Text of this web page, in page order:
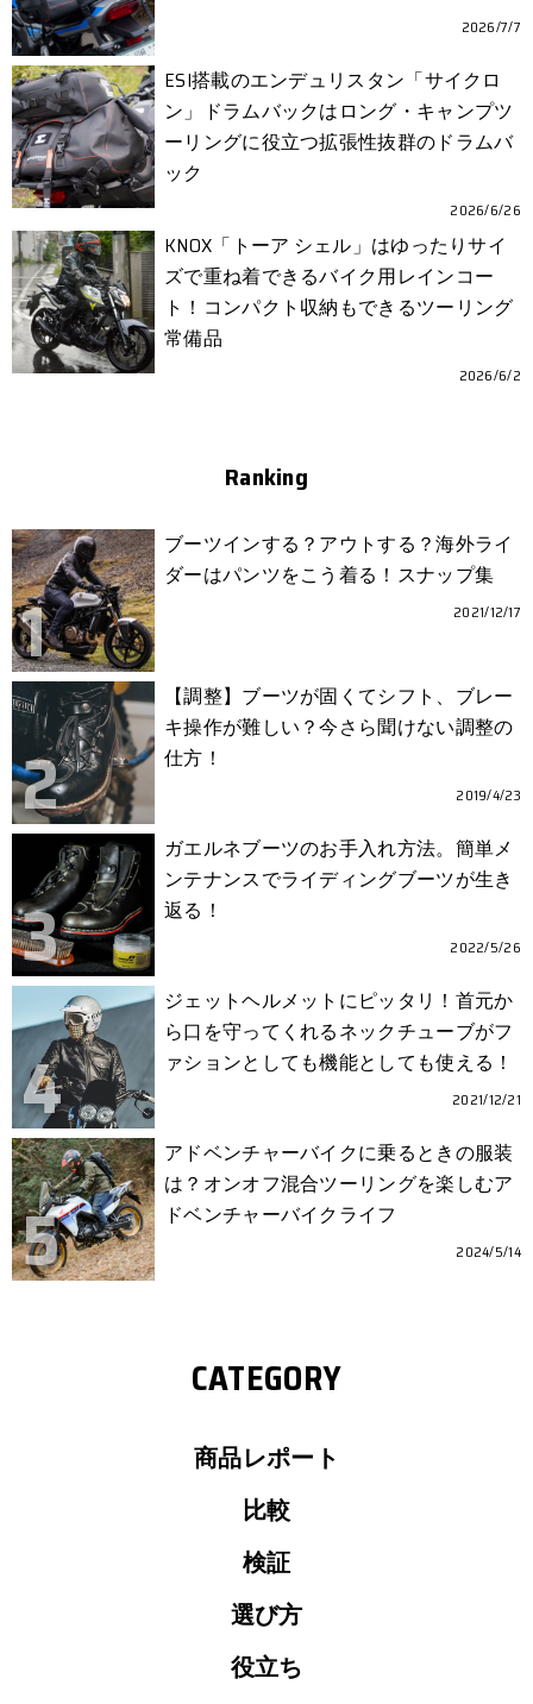
2026/7/7
ESI搭載のエンデュリスタン「サイクロ
ン」ドラムバックはロング・キャンプツ
ーリングに役立つ拡張性抜群のドラムバ
ック
2026/6/26
KNOX「トーア シェル」はゆったりサイ
ズで重ね着できるバイク用レインコー
ト！コンパクト収納もできるツーリング
常備品
2026/6/2
Ranking
ブーツインする？アウトする？海外ライ
ダーはパンツをこう着る！スナップ集
2021/12/17
【調整】ブーツが固くてシフト、ブレー
キ操作が難しい？今さら聞けない調整の
仕方！
2019/4/23
ガエルネブーツのお手入れ方法。簡単メ
ンテナンスでライディングブーツが生き
返る！
2022/5/26
ジェットヘルメットにピッタリ！首元か
ら口を守ってくれるネックチューブがフ
ァションとしても機能としても使える！
2021/12/21
アドベンチャーバイクに乗るときの服装
は？オンオフ混合ツーリングを楽しむア
ドベンチャーバイクライフ
2024/5/14
CATEGORY
商品レポート
比較
検証
選び方
役立ち